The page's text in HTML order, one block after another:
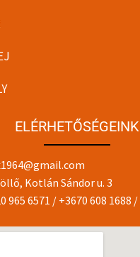
ELÉRHETŐSÉGEINK
Kotlán Sándor u. 3
965 6571 / +3670 608 1688 /